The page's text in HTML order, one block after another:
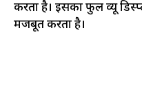
करता है। इसका फुल व्यू
मजबूत करता है।